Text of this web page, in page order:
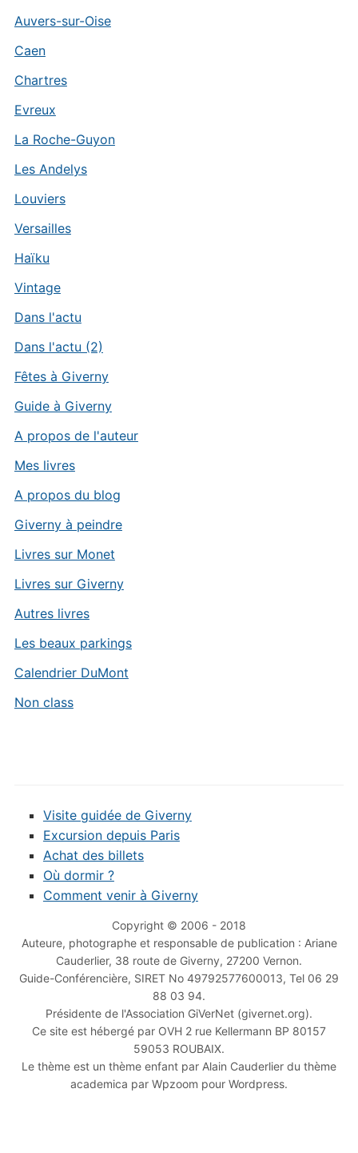
Auvers-sur-Oise
Caen
Chartres
Evreux
La Roche-Guyon
Les Andelys
Louviers
Versailles
Haïku
Vintage
Dans l'actu
Dans l'actu (2)
Fêtes à Giverny
Guide à Giverny
A propos de l'auteur
Mes livres
A propos du blog
Giverny à peindre
Livres sur Monet
Livres sur Giverny
Autres livres
Les beaux parkings
Calendrier DuMont
Non class
Visite guidée de Giverny
Excursion depuis Paris
Achat des billets
Où dormir ?
Comment venir à Giverny
Copyright © 2006 - 2018
Auteure, photographe et responsable de publication : Ariane
Cauderlier, 38 route de Giverny, 27200 Vernon.
Guide-Conférencière, SIRET No 49792577600013, Tel 06 29
88 03 94.
Présidente de l'Association GiVerNet (givernet.org).
Ce site est hébergé par OVH 2 rue Kellermann BP 80157
59053 ROUBAIX.
Le thème est un thème enfant par Alain Cauderlier du thème
academica par Wpzoom pour Wordpress.